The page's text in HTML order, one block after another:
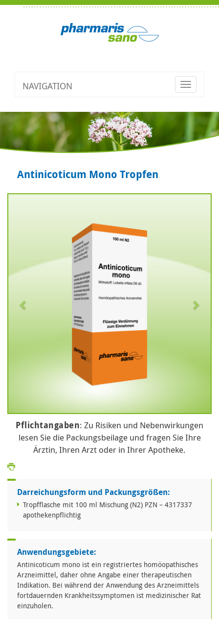
NAVIGATION
Toggle
Antinicoticum Mono Tropfen
Pflichtangaben: Zu Risiken und Nebenwirkungen
lesen Sie die Packungsbeilage und fragen Sie Ihre
Ärztin, Ihren Arzt oder in Ihrer Apotheke.
Darreichungsform und Packungsgrößen:
Tropfflasche mit 100 ml Mischung (N2) PZN – 4317337
apothekenpflichtig
Anwendungsgebiete:
Antinicoticum mono ist ein registriertes homöopathisches
Arzneimittel, daher ohne Angabe einer therapeutischen
Indikation. Bei während der Anwendung des Arzneimittels
fortdauernden Krankheitssymptomen ist medizinischer Rat
einzuholen.